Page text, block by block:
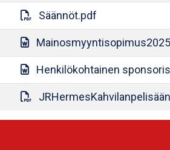
Säännöt.pdf
Henkilökohtainen